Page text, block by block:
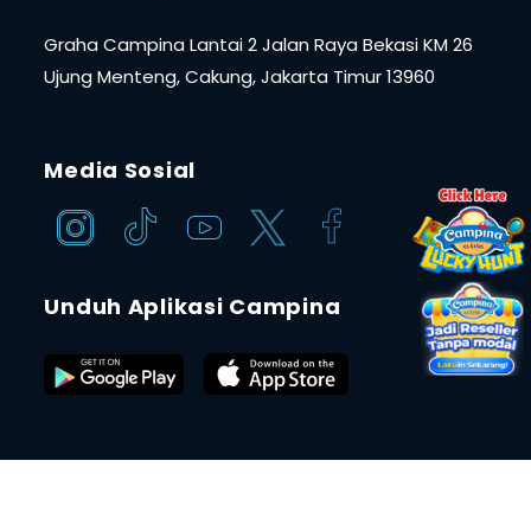
Graha Campina Lantai 2 Jalan Raya Bekasi KM 26
Ujung Menteng, Cakung, Jakarta Timur 13960
Media Sosial
Unduh Aplikasi Campina